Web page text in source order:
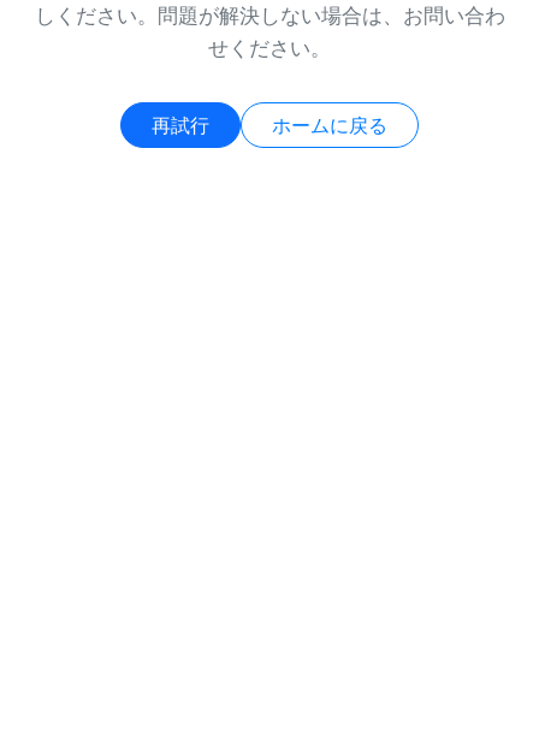
しください。問題が解決しない場合は、お問い合わ
せください。
再試行 ホームに戻る